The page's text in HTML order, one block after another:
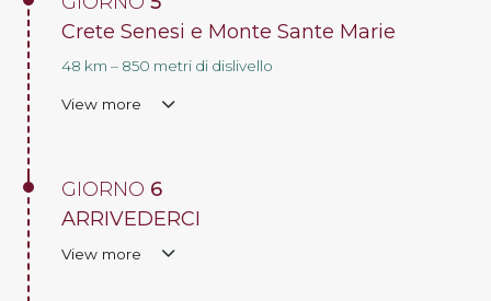
Crete Senesi e Monte Sante Marie
48 km – 850 metri di dislivello
View more
GIORNO 6
ARRIVEDERCI
View more